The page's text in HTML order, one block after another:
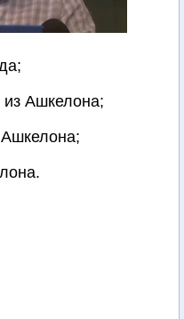
из Ашкелона;